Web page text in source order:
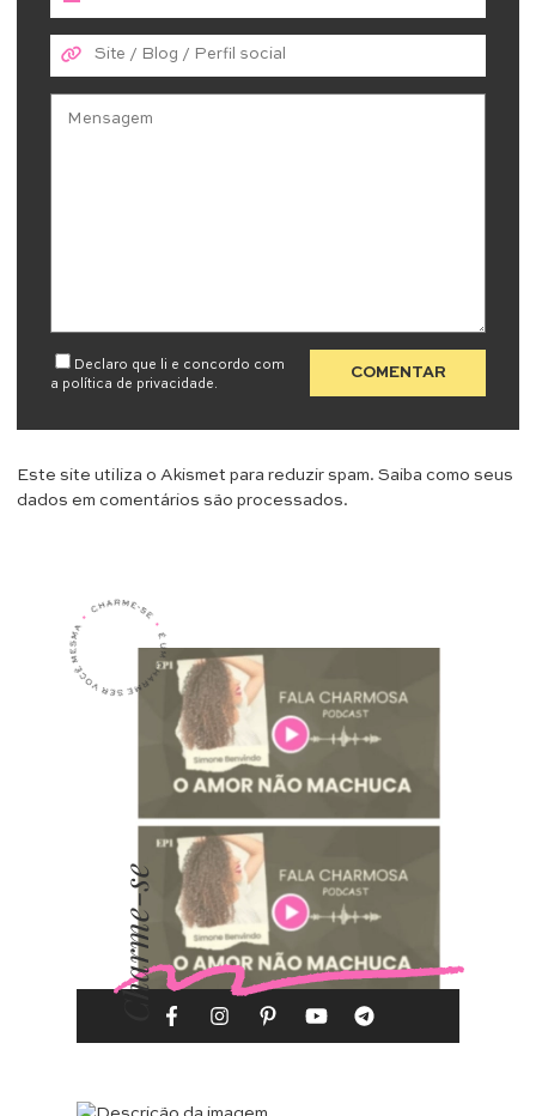
Declaro que li e concordo com
a política de privacidade.
Este site utiliza o Akismet para reduzir spam. Saiba como seus
dados em comentários são processados.
Charme-se